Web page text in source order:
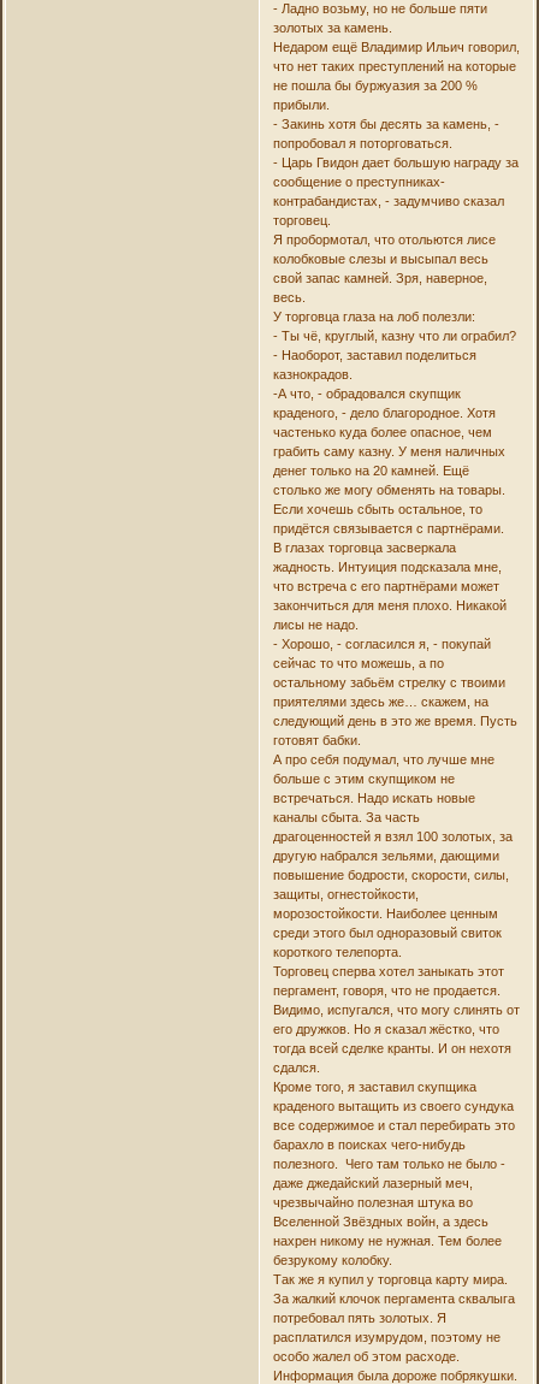
- Ладно возьму, но не больше пяти
золотых за камень.
Недаром ещё Владимир Ильич говорил,
что нет таких преступлений на которые
не пошла бы буржуазия за 200 %
прибыли.
- Закинь хотя бы десять за камень, -
попробовал я поторговаться.
- Царь Гвидон дает большую награду за
сообщение о преступниках-
контрабандистах, - задумчиво сказал
торговец.
Я пробормотал, что отольются лисе
колобковые слезы и высыпал весь
свой запас камней. Зря, наверное,
весь.
У торговца глаза на лоб полезли:
- Ты чё, круглый, казну что ли ограбил?
- Наоборот, заставил поделиться
казнокрадов.
-А что, - обрадовался скупщик
краденого, - дело благородное. Хотя
частенько куда более опасное, чем
грабить саму казну. У меня наличных
денег только на 20 камней. Ещё
столько же могу обменять на товары.
Если хочешь сбыть остальное, то
придётся связывается с партнёрами.
В глазах торговца засверкала
жадность. Интуиция подсказала мне,
что встреча с его партнёрами может
закончиться для меня плохо. Никакой
лисы не надо.
- Хорошо, - согласился я, - покупай
сейчас то что можешь, а по
остальному забьём стрелку с твоими
приятелями здесь же… скажем, на
следующий день в это же время. Пусть
готовят бабки.
А про себя подумал, что лучше мне
больше с этим скупщиком не
встречаться. Надо искать новые
каналы сбыта. За часть
драгоценностей я взял 100 золотых, за
другую набрался зельями, дающими
повышение бодрости, скорости, силы,
защиты, огнестойкости,
морозостойкости. Наиболее ценным
среди этого был одноразовый свиток
короткого телепорта.
Торговец сперва хотел заныкать этот
пергамент, говоря, что не продается.
Видимо, испугался, что могу слинять от
его дружков. Но я сказал жёстко, что
тогда всей сделке кранты. И он нехотя
сдался.
Кроме того, я заставил скупщика
краденого вытащить из своего сундука
все содержимое и стал перебирать это
барахло в поисках чего-нибудь
полезного. Чего там только не было -
даже джедайский лазерный меч,
чрезвычайно полезная штука во
Вселенной Звёздных войн, а здесь
нахрен никому не нужная. Тем более
безрукому колобку.
Так же я купил у торговца карту мира.
За жалкий клочок пергамента сквалыга
потребовал пять золотых. Я
расплатился изумрудом, поэтому не
особо жалел об этом расходе.
Информация была дороже побрякушки.